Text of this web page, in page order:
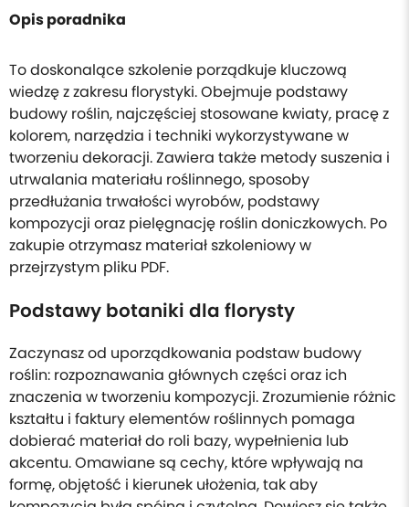
Opis poradnika
To doskonalące szkolenie porządkuje kluczową
wiedzę z zakresu florystyki. Obejmuje podstawy
budowy roślin, najczęściej stosowane kwiaty, pracę z
kolorem, narzędzia i techniki wykorzystywane w
tworzeniu dekoracji. Zawiera także metody suszenia i
utrwalania materiału roślinnego, sposoby
przedłużania trwałości wyrobów, podstawy
kompozycji oraz pielęgnację roślin doniczkowych. Po
zakupie otrzymasz materiał szkoleniowy w
przejrzystym pliku PDF.
Podstawy botaniki dla florysty
Zaczynasz od uporządkowania podstaw budowy
roślin: rozpoznawania głównych części oraz ich
znaczenia w tworzeniu kompozycji. Zrozumienie różnic
kształtu i faktury elementów roślinnych pomaga
dobierać materiał do roli bazy, wypełnienia lub
akcentu. Omawiane są cechy, które wpływają na
formę, objętość i kierunek ułożenia, tak aby